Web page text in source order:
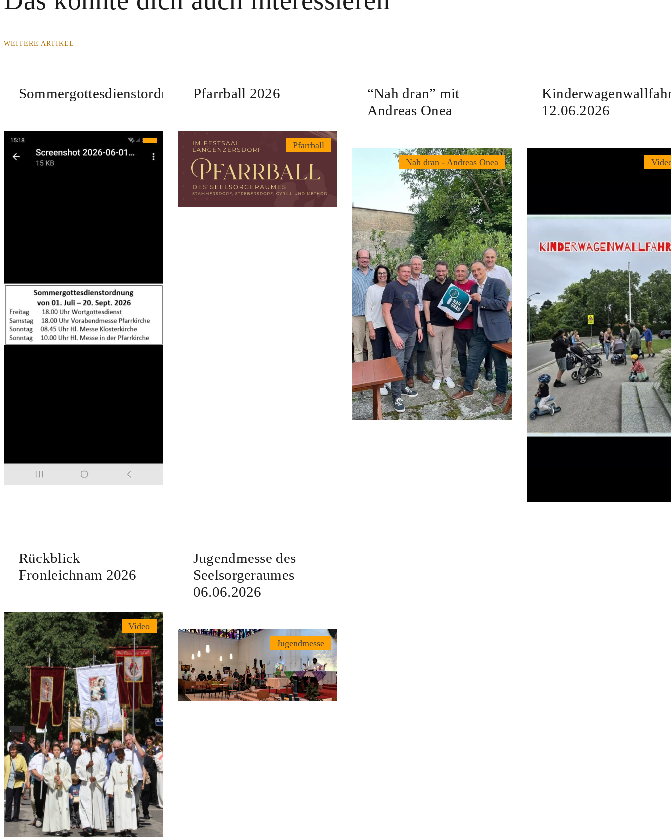
WEITERE ARTIKEL
Sommergottesdienstordnung Pfarrball 2026
Pfarrball
“Nah dran” mit
Andreas Onea
Nah dran - Andreas Onea
12.06.2026
Rückblick
Fronleichnam 2026
Video
Jugendmesse des
Seelsorgeraumes
06.06.2026
Jugendmesse